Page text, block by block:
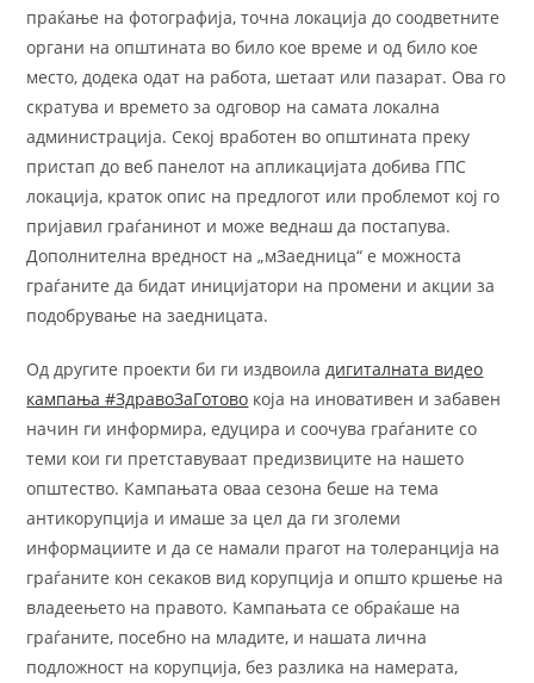
праќање на фотографија, точна локација до соодветните
органи на општината во било кое време и од било кое
место, додека одат на работа, шетаат или пазарат. Ова го
скратува и времето за одговор на самата локална
администрација. Секој вработен во општината преку
пристап до веб панелот на апликацијата добива ГПС
локација, краток опис на предлогот или проблемот кој го
пријавил граѓанинот и може веднаш да постапува.
Дополнителна вредност на „мЗаедница“ е можноста
граѓаните да бидат иницијатори на промени и акции за
подобрување на заедницата.
Од другите проекти би ги издвоила дигиталната видео
кампања #ЗдравоЗаГотово која на иновативен и забавен
начин ги информира, едуцира и соочува граѓаните со
теми кои ги претставуваат предизвиците на нашето
општество. Кампањата оваа сезона беше на тема
антикорупција и имаше за цел да ги зголеми
информациите и да се намали прагот на толеранција на
граѓаните кон секаков вид корупција и општо кршење на
владеењето на правото. Кампањата се обраќаше на
граѓаните, посебно на младите, и нашата лична
подложност на корупција, без разлика на намерата,